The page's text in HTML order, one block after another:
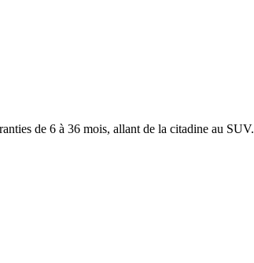
de 6 à 36 mois, allant de la citadine au SUV.